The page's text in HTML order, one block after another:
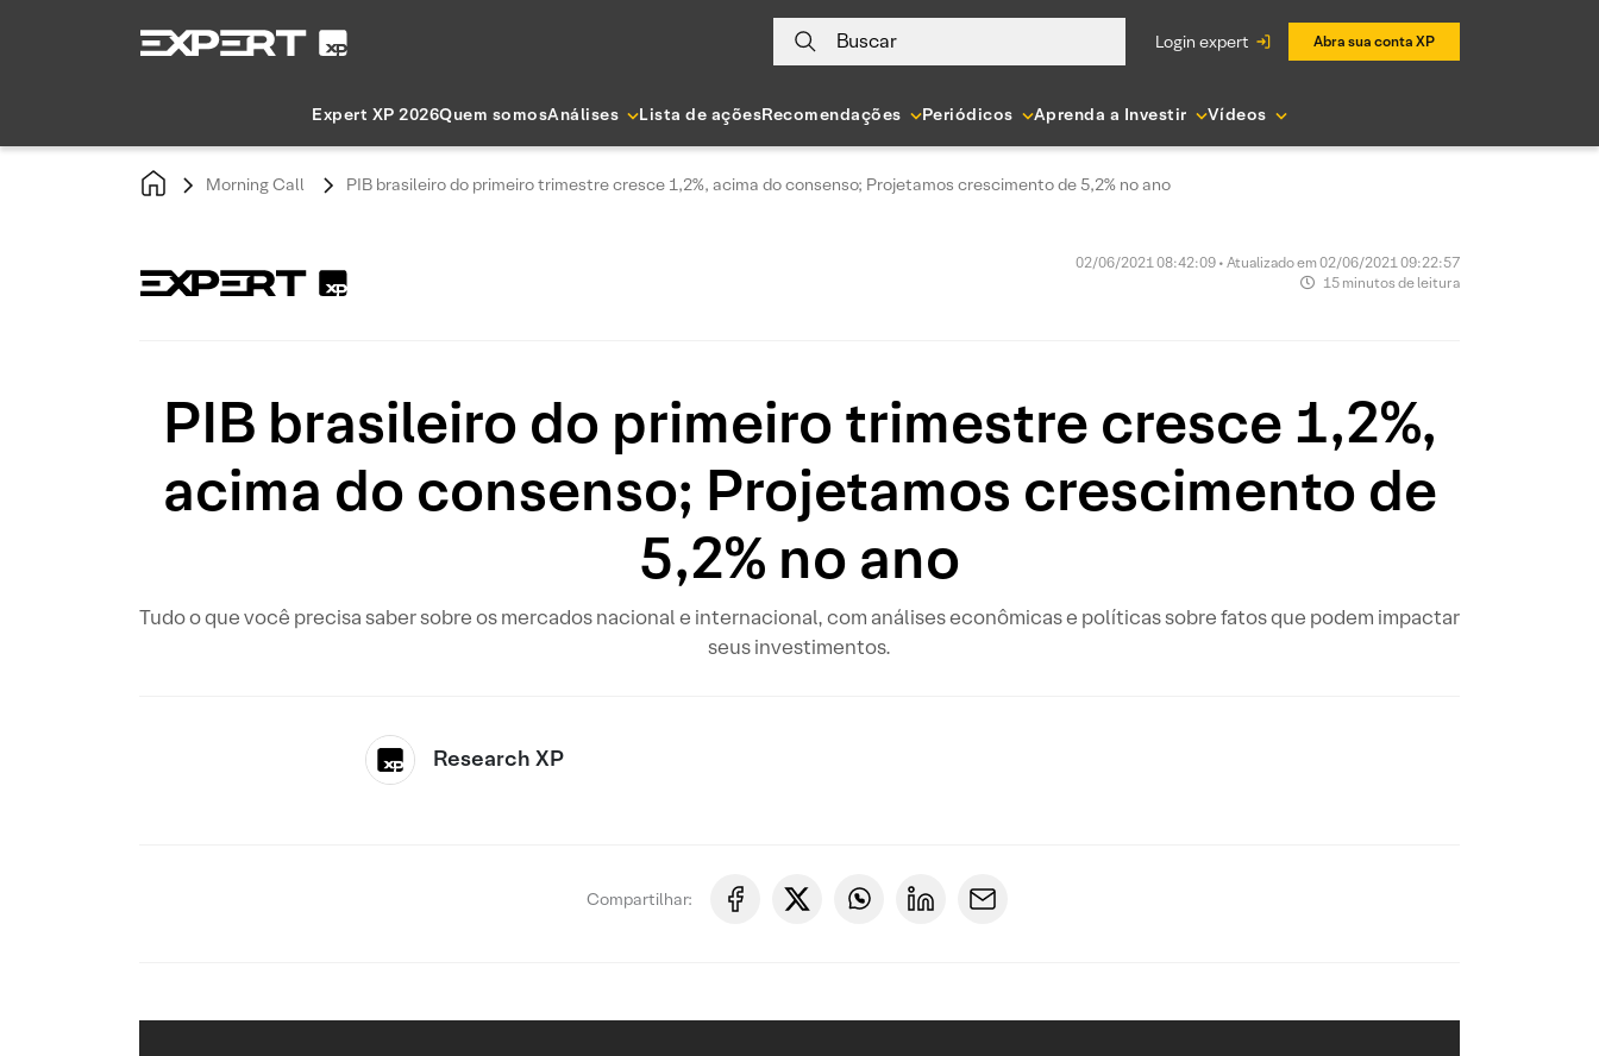
Buscar login expert Abra sua conta XP
Expert XP 2026Quem somosAnálises Lista de açõesRecomendações Periódicos Aprenda a Investir Vídeos
Morning Call PIB brasileiro do primeiro trimestre cresce 1,2%, acima do consenso; Projetamos crescimento de 5,2% no ano
02/06/2021 08:42:09 • Atualizado em 02/06/2021 09:22:57
15 minutos de leitura
PIB brasileiro do primeiro trimestre cresce 1,2%,
acima do consenso; Projetamos crescimento de
5,2% no ano
Tudo o que você precisa saber sobre os mercados nacional e internacional, com análises econômicas e políticas sobre fatos que podem impactar
seus investimentos.
Research XP
Compartilhar: